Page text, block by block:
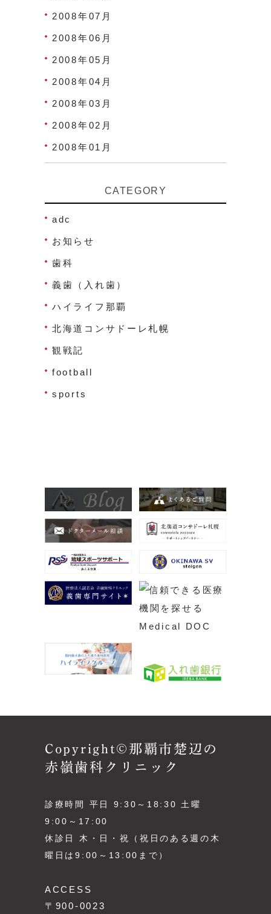
2008年07月
2008年06月
2008年05月
2008年04月
2008年03月
2008年02月
2008年01月
CATEGORY
adc
お知らせ
歯科
義歯（入れ歯）
ハイライフ那覇
北海道コンサドーレ札幌
観戦記
football
sports
Copyright©那覇市楚辺の
赤嶺歯科クリニック
診療時間 平日 9:30～18:30 土曜
9:00～17:00
休診日 木・日・祝（祝日のある週の木
曜日は9:00～13:00まで）
ACCESS
〒900-0023